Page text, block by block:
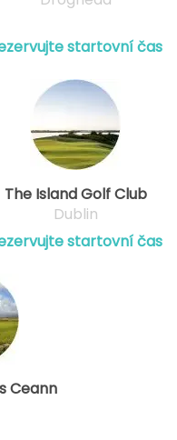
startovní čas
The Island Golf Club
Dublin
startovní čas
Ceann